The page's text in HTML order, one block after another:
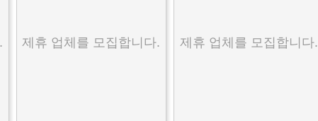
제휴 업체를 모집합니다. 제휴 업체를 모집합니다.